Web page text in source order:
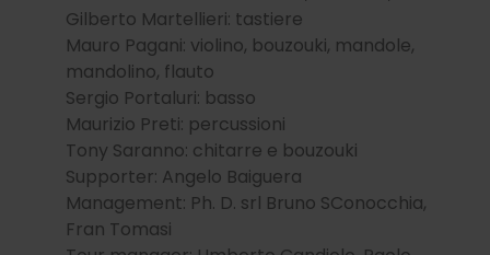
Gilberto Martellieri: tastiere
Mauro Pagani: violino, bouzouki, mandole,
mandolino, flauto
Sergio Portaluri: basso
Maurizio Preti: percussioni
Tony Saranno: chitarre e bouzouki
Supporter: Angelo Baiguera
Management: Ph. D. srl Bruno SConocchia,
Fran Tomasi